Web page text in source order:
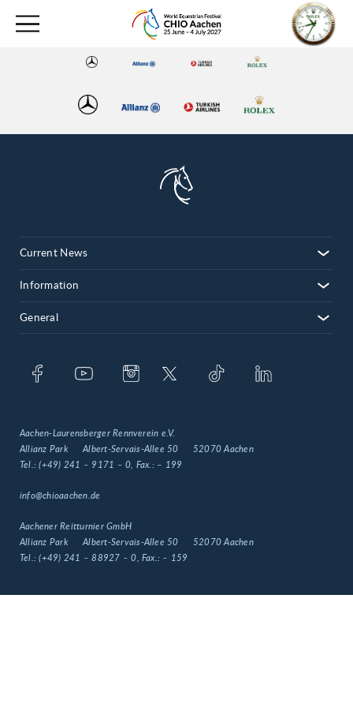
Current News
Information
General
Aachen-Laurensberger Rennverein e.V.
Allianz Park
Albert-Servais-Allee 50
52070 Aachen
Tel.:(+49) 241 – 9171 – 0 , Fax.: – 199
info@chioaachen.de
Aachener Reitturnier GmbH
Allianz Park
Albert-Servais-Allee 50
52070 Aachen
Tel.:(+49) 241 – 88927 – 0 , Fax.: – 159